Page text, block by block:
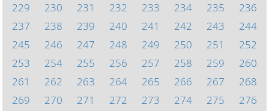
229
230 231 232 233 234 235
236
237
238 239 240 241 242 243
244
245
246 247 248 249 250 251
252
253
254 255 256 257 258 259
260
261
262 263 264 265 266 267
268
269
270 271 272 273 274 275
276